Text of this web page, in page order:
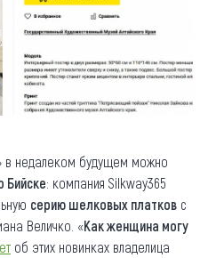
в недалеком будущем можно
Бийске: компания Silkway365
серию шелковых платков с
Величко. «Как женщина могу
об этих новинках владелица